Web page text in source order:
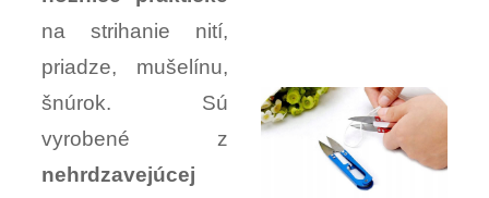
na strihanie nití,
priadze, mušelínu,
šnúrok. Sú
vyrobené z
nehrdzavejúcej